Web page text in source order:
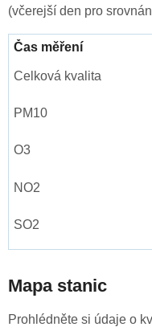
(včerejší den pro
Mapa stanic
Prohlédněte si údaje o